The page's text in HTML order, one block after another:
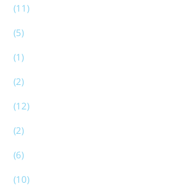
(11)
(5)
(1)
(2)
(12)
(2)
(6)
(10)